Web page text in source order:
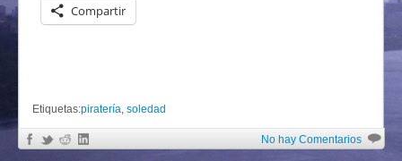
Compartir
Etiquetas:piratería, soledad
No hay Comentarios